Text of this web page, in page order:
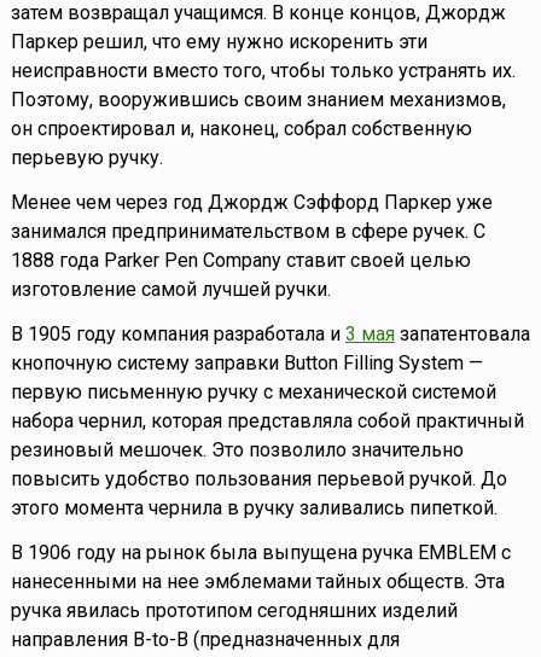
затем возвращал учащимся. В конце концов, Джордж
Паркер решил, что ему нужно искоренить эти
неисправности вместо того, чтобы только устранять их.
Поэтому, вооружившись своим знанием механизмов,
он спроектировал и, наконец, собрал собственную
перьевую ручку.
Менее чем через год Джордж Сэффорд Паркер уже
занимался предпринимательством в сфере ручек. С
1888 года Parker Pen Company ставит своей целью
изготовление самой лучшей ручки.
В 1905 году компания разработала и 3 маязапатентовала
кнопочную систему заправки Button Filling System —
первую письменную ручку с механической системой
набора чернил, которая представляла собой практичный
резиновый мешочек. Это позволило значительно
повысить удобство пользования перьевой ручкой. До
этого момента чернила в ручку заливались пипеткой.
В 1906 году на рынок была выпущена ручка EMBLEM с
нанесенными на нее эмблемами тайных обществ. Эта
ручка явилась прототипом сегодняшних изделий
направления B-to-B (предназначенных для